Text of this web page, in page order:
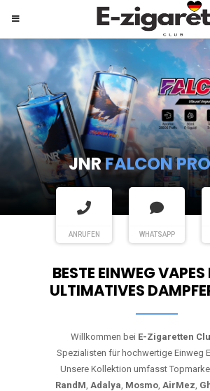
JNRSHISHA
ANRUFEN WHATSAPP
BESTE EINWEG VAPES
ULTIMATIVES
Willkommen bei E-Zigaretten
Spezialisten für hochwertige Einweg
Unsere Kollektion umfasst
RandM, Adalya, Mosmo, AirMez,